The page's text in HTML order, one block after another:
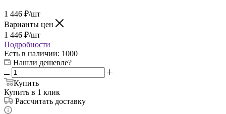
1 446 ₽/шт
Варианты цен
1 446 ₽/шт
Подробности
Есть в наличии: 1000
Нашли дешевле?
Купить
Купить в 1 клик
Рассчитать доставку